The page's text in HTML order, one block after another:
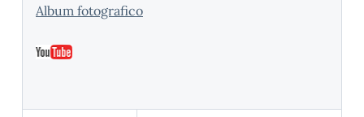
Album fotografico